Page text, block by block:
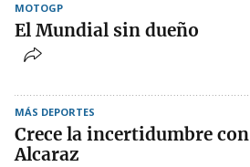
MOTOGP
El Mundial sin dueño
MÁS DEPORTES
Crece la incertidumbre con
Alcaraz